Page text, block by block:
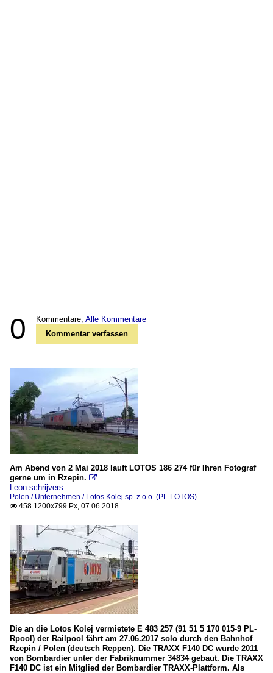
0 Kommentare, Alle Kommentare
Kommentar verfassen
Am Abend von 2 Mai 2018 lauft LOTOS 186 274 für Ihren Fotograf
gerne um in Rzepin. 
Leon schrijvers
Polen / Unternehmen / Lotos Kolej sp. z o.o. (PL-LOTOS)
 458 1200x799 Px, 07.06.2018
Die an die Lotos Kolej vermietete E 483 257 (91 51 5 170 015-9 PL-
Rpool) der Railpool fährt am 27.06.2017 solo durch den Bahnhof
Rzepin / Polen (deutsch Reppen). Die TRAXX F140 DC wurde 2011
von Bombardier unter der Fabriknummer 34834 gebaut. Die TRAXX
F140 DC ist ein Mitglied der Bombardier TRAXX-Plattform. Als